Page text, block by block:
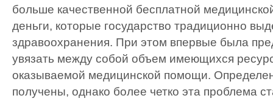
больше качественной бесплатной
деньги, которые государство традиционно
здравоохранения. При этом впервые была
увязать между собой объем имеющихся
оказываемой медицинской помощи.
получены, однако более четко эта проблема